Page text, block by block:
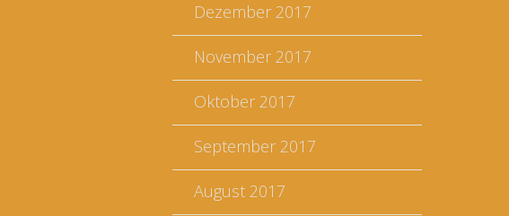
Dezember 2017
November 2017
Oktober 2017
September 2017
August 2017